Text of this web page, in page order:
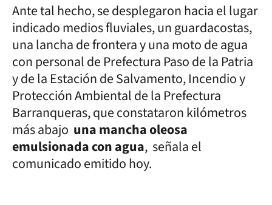
Ante tal hecho, se desplegaron hacia el lugar
indicado medios fluviales, un guardacostas,
una lancha de frontera y una moto de agua
con personal de Prefectura Paso de la Patria
y de la Estación de Salvamento, Incendio y
Protección Ambiental de la Prefectura
Barranqueras, que constataron kilómetros
más abajo una mancha oleosa
emulsionada con agua, señala el
comunicado emitido hoy.